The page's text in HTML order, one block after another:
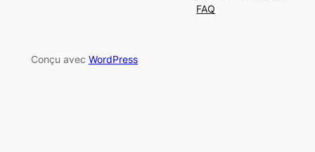
FAQ
Conçu avec WordPress